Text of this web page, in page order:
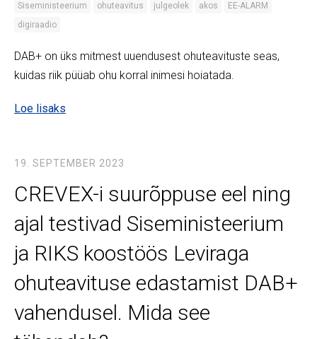
Siseministeerium
ohuteavitus julgeolek akos
EE-ALARM
digiraadio
DAB+ on üks mitmest uuendusest ohuteavituste seas,
kuidas riik püüab ohu korral inimesi hoiatada.
Loe lisaks
19. SEPTEMBER 2023
CREVEX-i suurõppuse eel ning
ajal testivad Siseministeerium
ja RIKS koostöös Leviraga
ohuteavituse edastamist DAB+
vahendusel. Mida see